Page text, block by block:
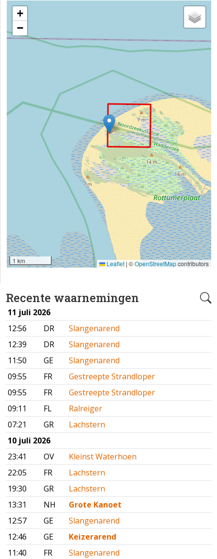
Recente waarnemingen
11 juli 2026
12:56
DR
Slangenarend
12:39
DR
Slangenarend
11:50
GE
Slangenarend
09:55
FR
Gestreepte Strandloper
09:55
FR
Gestreepte Strandloper
09:11
FL
Ralreiger
07:21
GR
Lachstern
10 juli 2026
23:41
OV
Kleinst Waterhoen
22:05
FR
Lachstern
19:30
GR
Lachstern
13:31
NH
Grote Kanoet
12:57
GE
Slangenarend
12:46
GE
Keizerarend
11:40
FR
Slangenarend
+
−
1 km Leaflet | ©OpenStreetMapcontributors